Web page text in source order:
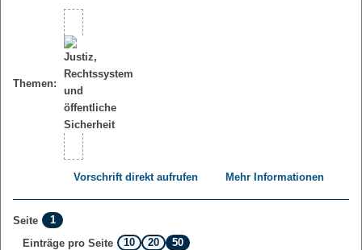
Themen:
Vorschrift direkt aufrufen Mehr Informationen
Seite
1
Einträge pro Seite
10 20 50